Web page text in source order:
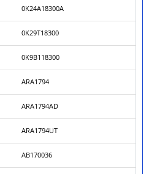
0K24A18300A
0K29T18300
0K9B118300
ARA1794
ARA1794AD
ARA1794UT
AB170036